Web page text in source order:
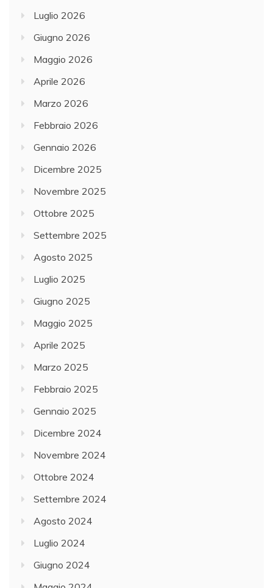
Luglio 2026
Giugno 2026
Maggio 2026
Aprile 2026
Marzo 2026
Febbraio 2026
Gennaio 2026
Dicembre 2025
Novembre 2025
Ottobre 2025
Settembre 2025
Agosto 2025
Luglio 2025
Giugno 2025
Maggio 2025
Aprile 2025
Marzo 2025
Febbraio 2025
Gennaio 2025
Dicembre 2024
Novembre 2024
Ottobre 2024
Settembre 2024
Agosto 2024
Luglio 2024
Giugno 2024